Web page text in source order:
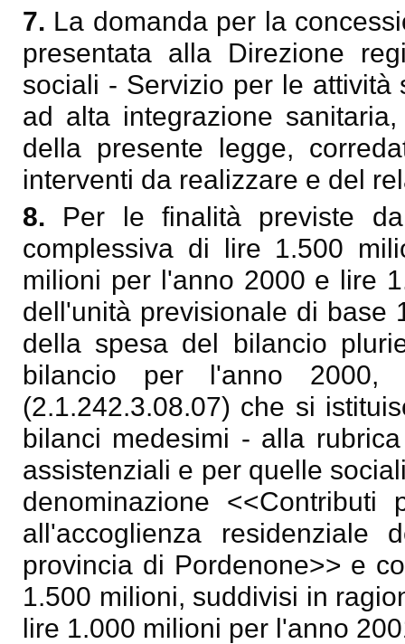
7. La domanda per la
presentata alla Direzione
sociali - Servizio per le
ad alta integrazione
della presente legge,
interventi da realizzare e del
8. Per le finalità previste
complessiva di lire 1.500
milioni per l'anno 2000 e lire
dell'unità previsionale di base
della spesa del bilancio
bilancio per l'anno 2000,
(2.1.242.3.08.07) che si
bilanci medesimi - alla
assistenziali e per quelle
denominazione
all'accoglienza
provincia di Pordenone>> e
1.500 milioni, suddivisi in
lire 1.000 milioni per l'anno